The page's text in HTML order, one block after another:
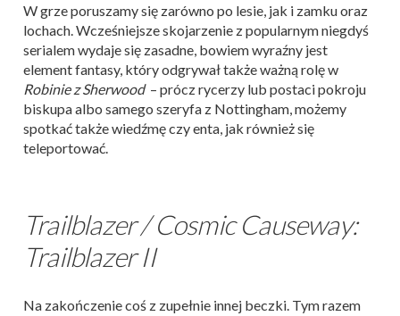
W grze poruszamy się zarówno po lesie, jak i zamku oraz
lochach. Wcześniejsze skojarzenie z popularnym niegdyś
serialem wydaje się zasadne, bowiem wyraźny jest
element fantasy, który odgrywał także ważną rolę w
Robinie z Sherwood– prócz rycerzy lub postaci pokroju
biskupa albo samego szeryfa z Nottingham, możemy
spotkać także wiedźmę czy enta, jak również się
teleportować.
Trailblazer / Cosmic Causeway:
Trailblazer II
Na zakończenie coś z zupełnie innej beczki. Tym razem